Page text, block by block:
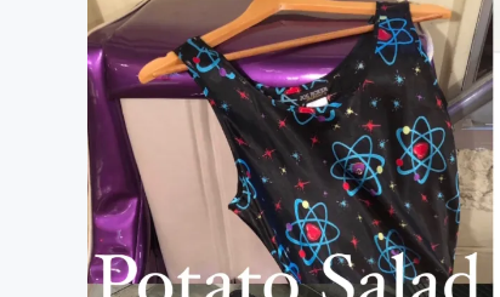
アート・写真
テクノロジー・ガジェット
映像・映画
ビジネス・起業
まちづくり・地域活性化